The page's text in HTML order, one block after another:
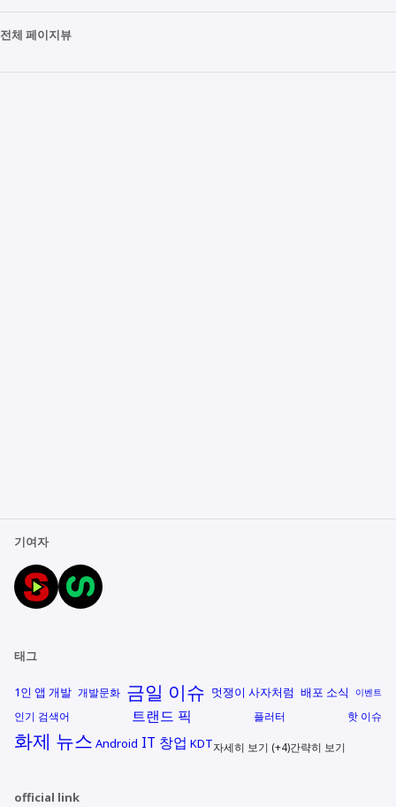
전체 페이지뷰
기여자
태그
1인 앱 개발 개발문화 금일 이슈 멋쟁이 사자처럼 배포 소식 이벤트
인기 검색어 트랜드 픽 플러터 핫 이슈
화제 뉴스 Android IT 창업 KDT자세히 보기 (+4)간략히 보기
official link